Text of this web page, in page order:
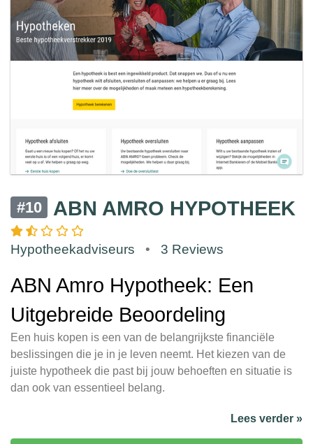
#10 ABN AMRO HYPOTHEEK
Hypotheekadviseurs • 3 Reviews
ABN Amro Hypotheek: Een
Uitgebreide Beoordeling
Een huis kopen is een van de belangrijkste financiële
beslissingen die je in je leven neemt. Het kiezen van de
juiste hypotheek die past bij jouw behoeften en situatie is
dan ook van essentieel belang.
Lees verder »